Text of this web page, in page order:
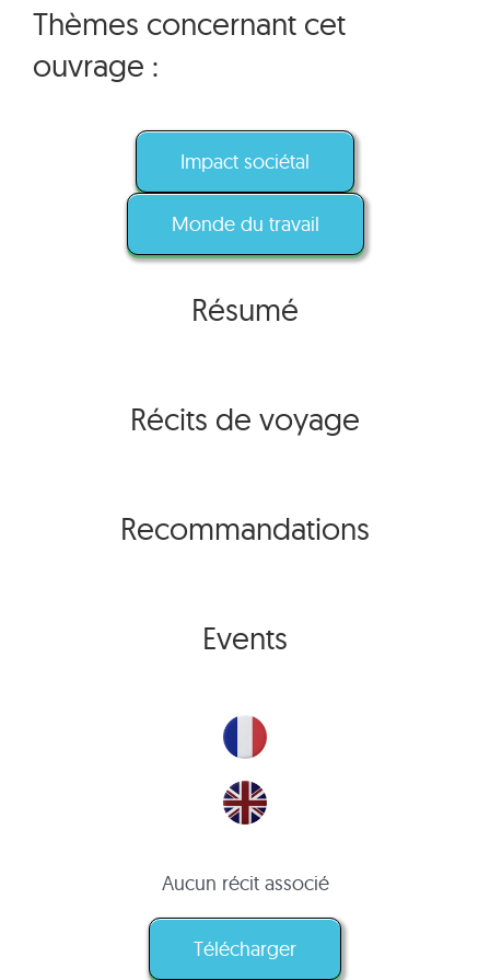
Thèmes concernant cet
ouvrage :
Impact sociétal
Monde du travail
Résumé
Récits de voyage
Recommandations
Events
Aucun récit associé
Télécharger